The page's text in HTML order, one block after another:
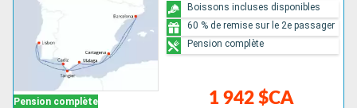
Pension complète 1 942 $CA
Boissons incluses disponibles
60 % de remise sur le 2e passager
Pension complète